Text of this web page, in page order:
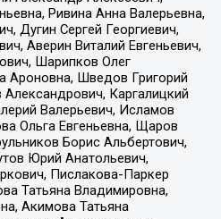
Ривина Анна Валерьевна,
Дугин Сергей Георгиевич,
Аверин Виталий Евгеньевич,
Шарипков Олег
Ароновна, Шведов Григорий
Каргалицкий
Валерьевич, Исламов
Ольга Евгеньевна, Щаров
Борис Альбертович,
Юрий Анатольевич,
Пислакова-Паркер
Татьяна Владимировна,
Акимова Татьяна